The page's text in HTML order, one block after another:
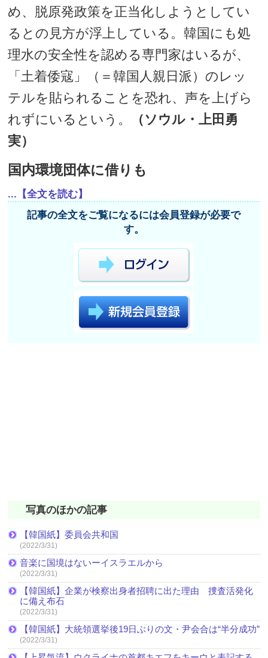
め、脱原発政策を正当化しようとしてい
るとの見方が浮上している。韓国にも処
理水の安全性を認める専門家はいるが、
「土着倭寇」（＝韓国人親日派）のレッ
テルを貼られることを恐れ、声を上げら
れずにいるという。
（ソウル・上田勇
実）
国内環境団体に借りも
...【全文を読む】
記事の全文をご覧になるには会員登録が必要で
す。
写真のほかの記事
【韓国紙】委員会共和国
(2022/3/31)
音楽に国境はないーイスラエルから
(2022/3/31)
【韓国紙】企業が検察出身者招聘に出た理由 捜査活発化
に備え布石
(2022/3/31)
【韓国紙】大統領選挙後19日ぶりの文・尹会合は“半分成功”
(2022/3/31)